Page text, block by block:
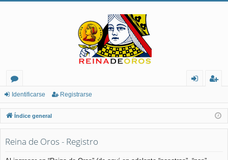
or
os
nt
ifi
rs
ist
ra
Identificarse Registrarse
Índice general
Reina de Oros - Registro